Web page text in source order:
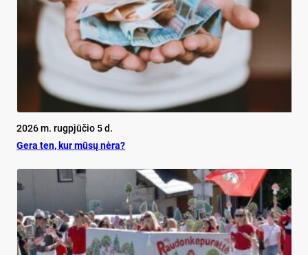
2026 m. rugpjūčio 5 d.
Ge­ra ten, kur mū­sų nė­ra?